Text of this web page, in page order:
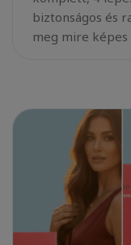
biztonságos és
meg mire képes